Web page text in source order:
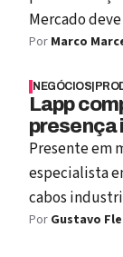
Mercado
Por Marco
NEGÓCIOS
Lapp
presença
Presente em
especialista
cabos
aquisição no
Por Gustavo